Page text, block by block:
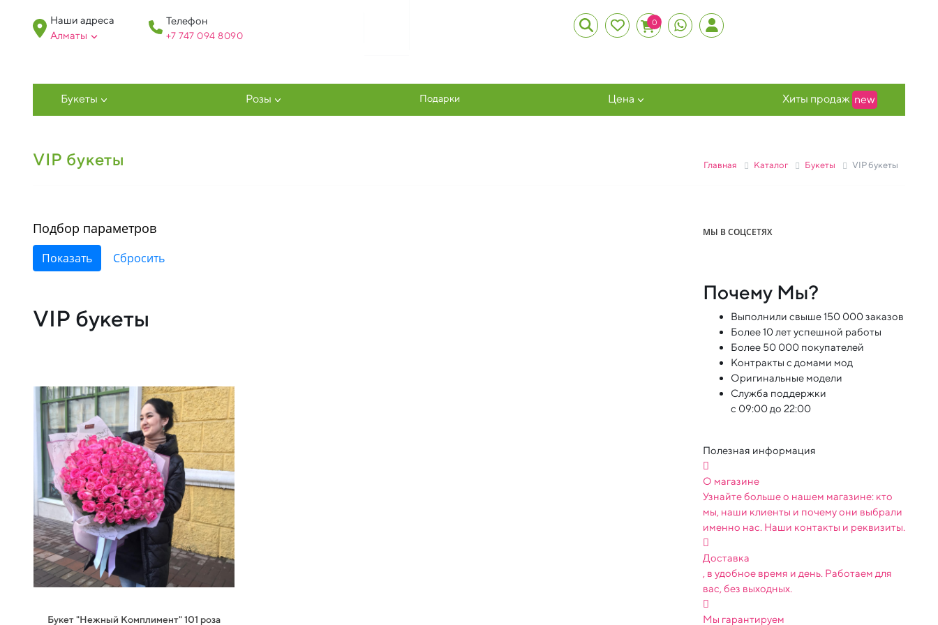
Наши адреса
Алматы
Телефон
+7 747 094 8090
0
Букеты Розы Подарки Цена Хиты продаж new
VIP букеты Главная Каталог Букеты VIP букеты
Подбор параметров
VIP букеты
Букет "Нежный Комплимент" 101 роза
МЫ В СОЦСЕТЯХ
Почему Мы?
Выполнили свыше 150 000 заказов
Более 10 лет успешной работы
Более 50 000 покупателей
Контракты с домами мод
Оригинальные модели
Служба поддержки
с 09:00 до 22:00
Полезная информация
О магазине
Узнайте больше о нашем магазине: кто
мы, наши клиенты и почему они выбрали
именно нас. Наши контакты и реквизиты.
Доставка
, в удобное время и день. Работаем для
вас, без выходных.
Мы гарантируем